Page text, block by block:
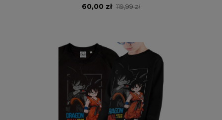
60,00 zł 119,99 zł